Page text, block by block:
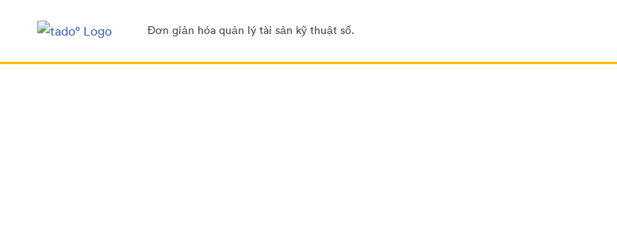
Đơn giản hóa quản lý tài sản kỹ thuật số.